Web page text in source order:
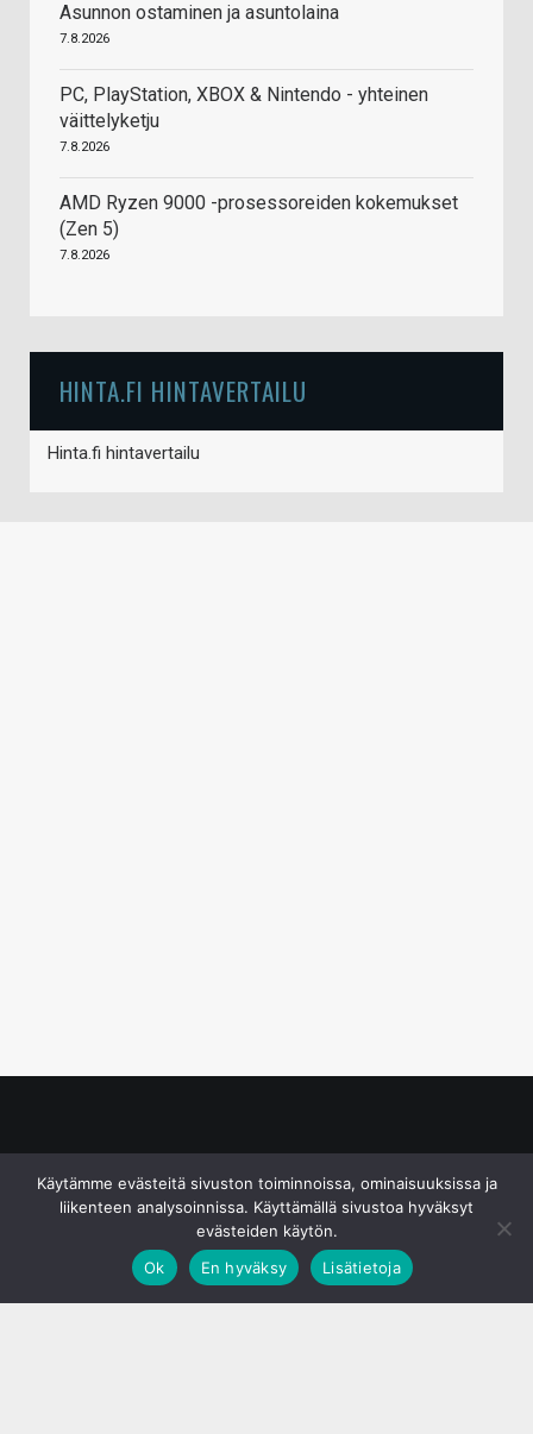
Asunnon ostaminen ja asuntolaina
7.8.2026
PC, PlayStation, XBOX & Nintendo - yhteinen
väittelyketju
7.8.2026
AMD Ryzen 9000 -prosessoreiden kokemukset
(Zen 5)
7.8.2026
HINTA.FI HINTAVERTAILU
Hinta.fi hintavertailu
Käytämme evästeitä sivuston toiminnoissa, ominaisuuksissa ja
liikenteen analysoinnissa. Käyttämällä sivustoa hyväksyt
evästeiden käytön.
Ok
En hyväksy Lisätietoja